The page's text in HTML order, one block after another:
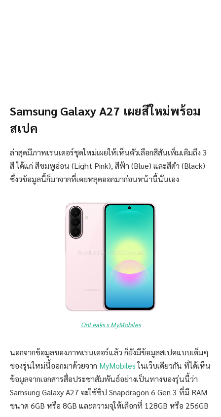
Samsung Galaxy A27 เผยสีใหม่พร้อม
สเปค
ล่าสุดมีภาพเรนเดอร์ชุดใหม่เผยให้เห็นตัวเลือกสีสันเพิ่มเติมถึง 3
สี ได้แก่ สีชมพูอ่อน (Light Pink), สีฟ้า (Blue) และสีดำ (Black)
ซึ่งวข้อมูลนี้ก็มาจากที่เคยหลุดออกมาก่อนหน้านี้นั่นเอง
OnLeaks x MyMobiles
นอกจากข้อมูลของภาพเรนเดอร์แล้ว ก็ยังมีข้อมูลสเปคแบบเต็มๆ
ของรุ่นใหม่นี้ออกมาด้วยจาก MyMobilesในเว็บเดียวกัน ที่ได้เห็น
ข้อมูลจากเอกสารสื่อประชาสัมพันธ์อย่างเป็นทางของรุ่นนี้ว่า
Samsung Galaxy A27 จะใช้ชิป Snapdragon 6 Gen 3 ที่มี RAM
ขนาด 6GB หรือ 8GB และความจุให้เลือกที่ 128GB หรือ 256GB